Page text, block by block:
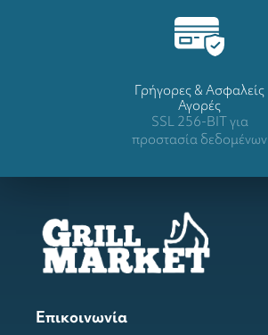
Γρήγορες & Ασφαλείς
Αγορές
SSL 256-BIT για
προστασία δεδομένων
Επικοινωνία